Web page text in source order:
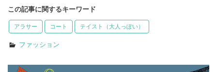
この記事に関するキーワード
アラサー コート テイスト（大人っぽい）
ファッション